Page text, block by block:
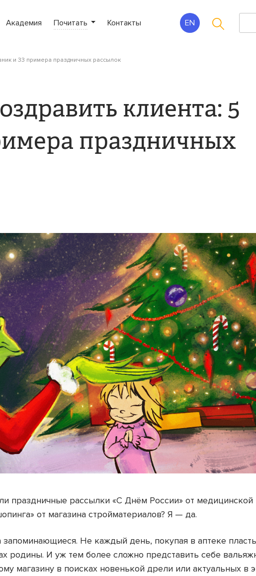
Академия Почитать Контакты EN
и 33 примера праздничных рассылок
клиента: 5
праздничных
праздничные рассылки «С Днём России» от медицинской
от магазина стройматериалов? Я — да.
запоминающиеся. Не каждый день, покупая в аптеке
родины. И уж тем более сложно представить себе
магазину в поисках новенькой дрели или актуальных в